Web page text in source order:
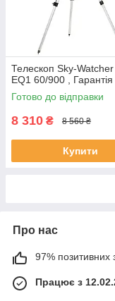
Телескоп Sky-
EQ1 60/900 ,
Готово до відправки
8 310 ₴ 8 560 ₴
Купити
Про нас
97% позитивних
Працює з